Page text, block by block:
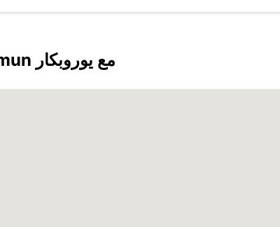
اكتشف Luleå kommun مع يوروبكار